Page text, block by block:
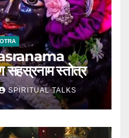
स्तोत्र
SPIRITUAL TALKS